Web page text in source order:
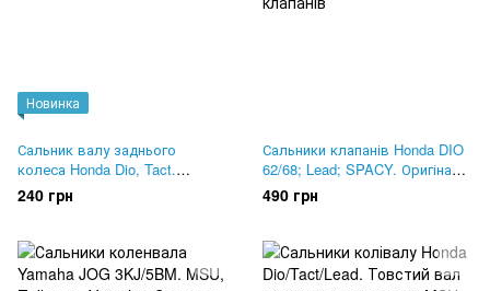
Новинка
Сальник валу заднього
колеса Honda Dio, Tact.
Оригінал 91254-GE8-005
240 грн
Сальники клапанів Honda DIO
62/68; Lead; SPACY. Оригінал
12209-GB4-681
490 грн